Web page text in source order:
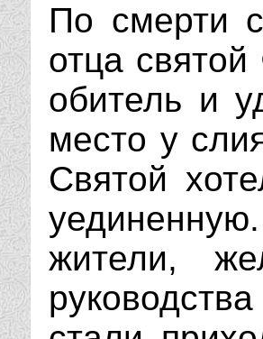
По смерти
отца
обитель и
место у
Святой
жители,